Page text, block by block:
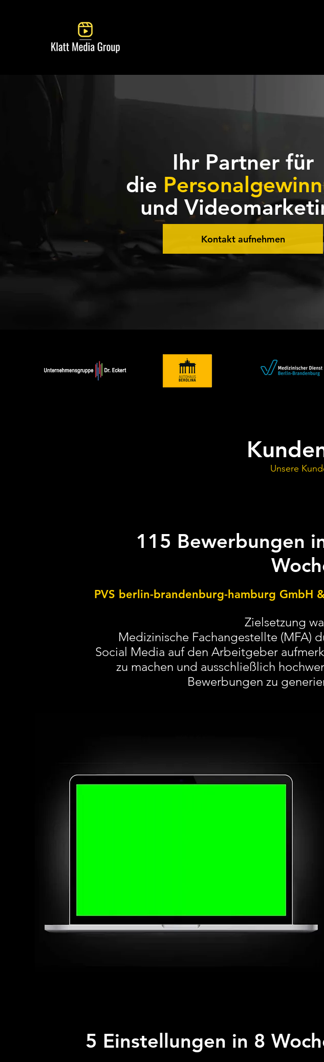
Ihr Partner für
die
und
Kontakt aufnehmen
5 Einstellungen in 8
115 Bewerbungen
Unsere
Zielsetzung
Medizinische Fachangestellte (MFA)
Social Media auf den Arbeitgeber
zu machen und ausschließlich
Bewerbungen zu
PVS berlin-brandenburg-hamburg GmbH